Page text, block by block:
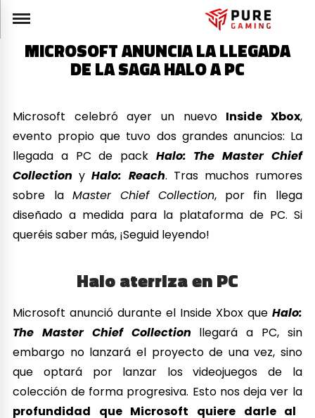
MICROSOFT ANUNCIA LA LLEGADA
DE LA SAGA HALO A PC
Microsoft celebró ayer un nuevo Inside Xbox,
evento propio que tuvo dos grandes anuncios: La
llegada a PC de pack Halo: The Master Chief
CollectionyHalo: Reach. Tras muchos rumores
sobre la Master Chief Collection, por fin llega
diseñado a medida para la plataforma de PC. Si
queréis saber más, ¡Seguid leyendo!
Halo aterriza en PC
Microsoft anunció durante el Inside Xbox que Halo:
The Master Chief Collection llegará a PC, sin
embargo no lanzará el proyecto de una vez, sino
que optará por lanzar los videojuegos de la
colección de forma progresiva. Esto nos deja ver la
profundidad que Microsoft quiere darle al